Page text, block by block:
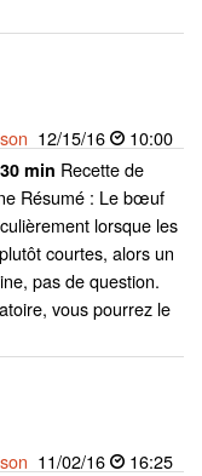
12/15/16 10:00
30 min Recette de
Résumé : Le bœuf
lorsque les
courtes, alors un
pas de question.
vous pourrez le
11/02/16 16:25